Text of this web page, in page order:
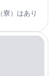
ています。
ぐそばでス
寮）はあり